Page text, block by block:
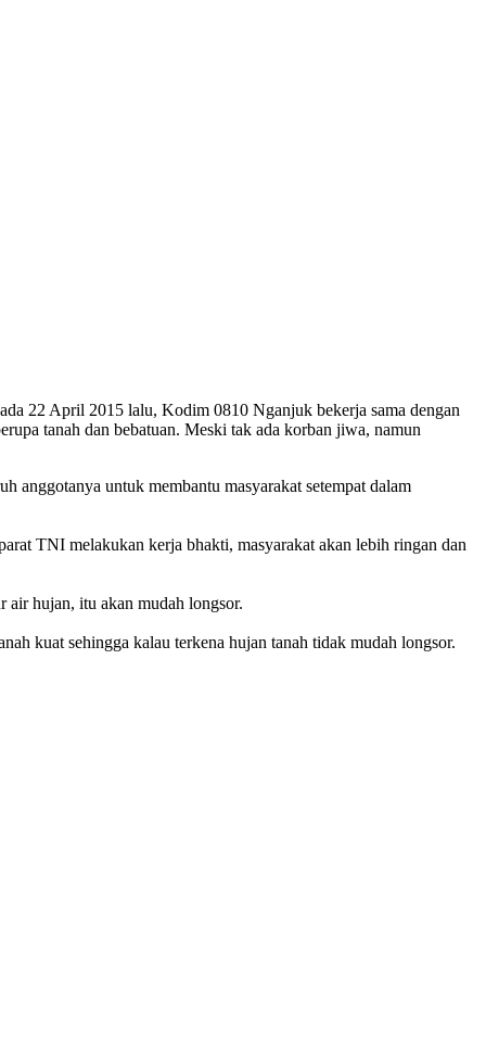
22 April 2015 lalu, Kodim 0810 Nganjuk bekerja sama dengan
tanah dan bebatuan. Meski tak ada korban jiwa, namun
anggotanya untuk membantu masyarakat setempat dalam
TNI melakukan kerja bhakti, masyarakat akan lebih ringan dan
air hujan, itu akan mudah longsor.
kuat sehingga kalau terkena hujan tanah tidak mudah longsor.